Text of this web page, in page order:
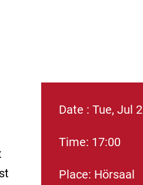
Date : Tue, Jul 2
Time: 17:00
Place: Hörsaal